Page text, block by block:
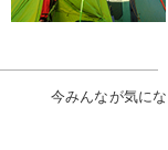
今みんなが気に